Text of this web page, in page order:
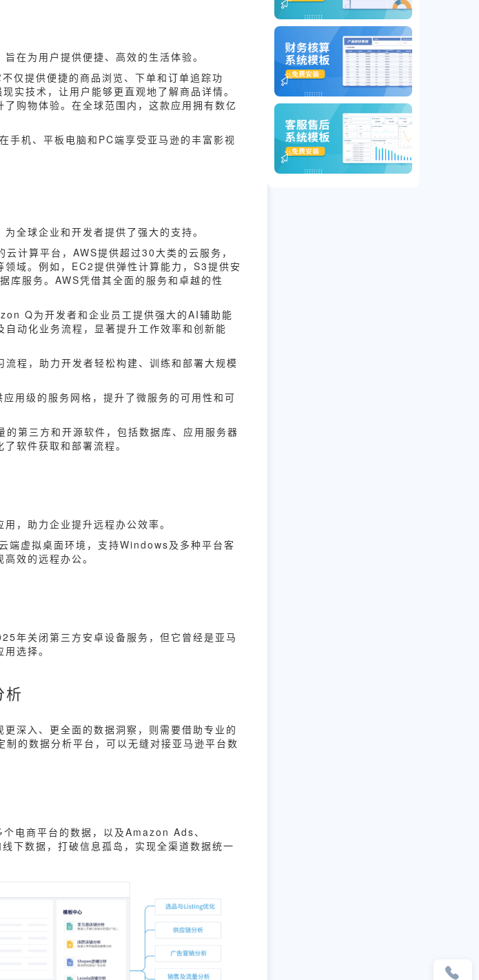
在为用户提供便捷、高效的生活体验。
仅提供便捷的商品浏览、下单和订单追踪功
实技术，让用户能够更直观地了解商品详情。
购物体验。在全球范围内，这款应用拥有数亿
手机、平板电脑和PC端享受亚马逊的丰富影视
全球企业和开发者提供了强大的支持。
云计算平台，AWS提供超过30大类的云服务，
域。例如，EC2提供弹性计算能力，S3提供安
库服务。AWS凭借其全面的服务和卓越的性
Q为开发者和企业员工提供强大的AI辅助能
动化业务流程，显著提升工作效率和创新能
程，助力开发者轻松构建、训练和部署大规模
用级的服务网格，提升了微服务的可用性和可
第三方和开源软件，包括数据库、应用服务器
软件获取和部署流程。
，助力企业提升远程办公效率。
端虚拟桌面环境，支持Windows及多种平台客
效的远程办公。
年关闭第三方安卓设备服务，但它曾经是亚马
选择。
析
深入、更全面的数据洞察，则需要借助专业的
的数据分析平台，可以无缝对接亚马逊平台数
电商平台的数据，以及Amazon Ads、
数据，打破信息孤岛，实现全渠道数据统一